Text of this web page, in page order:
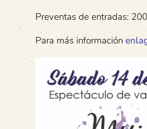
Preventas de entradas:
Para más información